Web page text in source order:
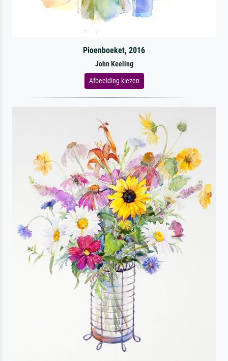
Pioenboeket, 2016
John Keeling
Afbeelding kiezen